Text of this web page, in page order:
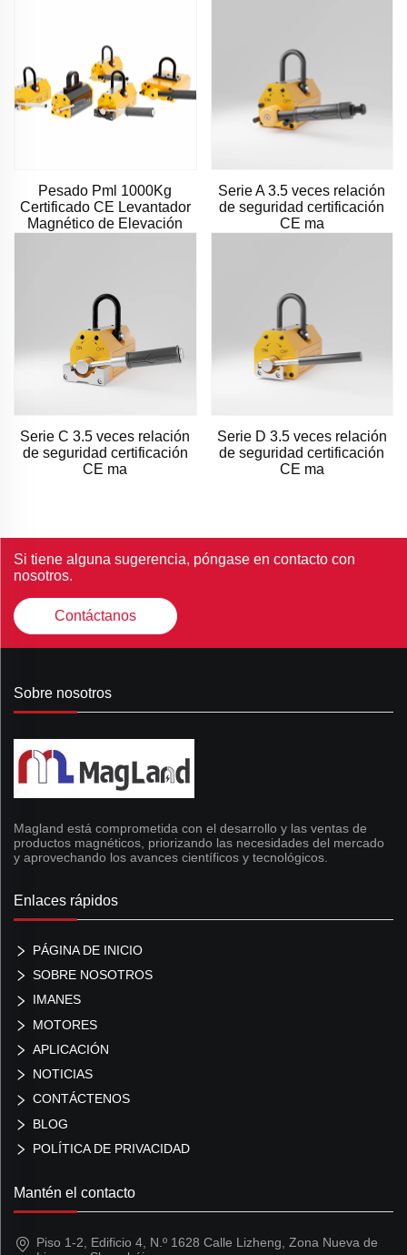
Pesado Pml 1000Kg
Certificado CE Levantador
Magnético de Elevación
Serie A 3.5 veces relación
de seguridad certificación
CE ma
Serie C 3.5 veces relación
de seguridad certificación
CE ma
Serie D 3.5 veces relación
de seguridad certificación
CE ma
Si tiene alguna sugerencia, póngase en contacto con
nosotros.
Contáctanos
Sobre nosotros
Magland está comprometida con el desarrollo y las ventas de
productos magnéticos, priorizando las necesidades del mercado
y aprovechando los avances científicos y tecnológicos.
Enlaces rápidos
PÁGINA DE INICIO
SOBRE NOSOTROS
IMANES
MOTORES
APLICACIÓN
NOTICIAS
CONTÁCTENOS
BLOG
POLÍTICA DE PRIVACIDAD
Mantén el contacto
Piso 1-2, Edificio 4, N.º 1628 Calle Lizheng, Zona Nueva de